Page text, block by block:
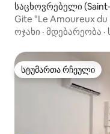
საცხოვრებელი
Gite "Le Amoureux du
ოჯახი · მდებარეობა ·
სტუმართა რჩეული
სტუმართა რჩეული